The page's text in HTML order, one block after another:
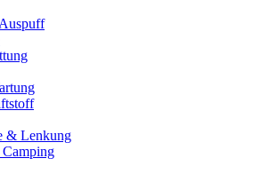
& Lenkung